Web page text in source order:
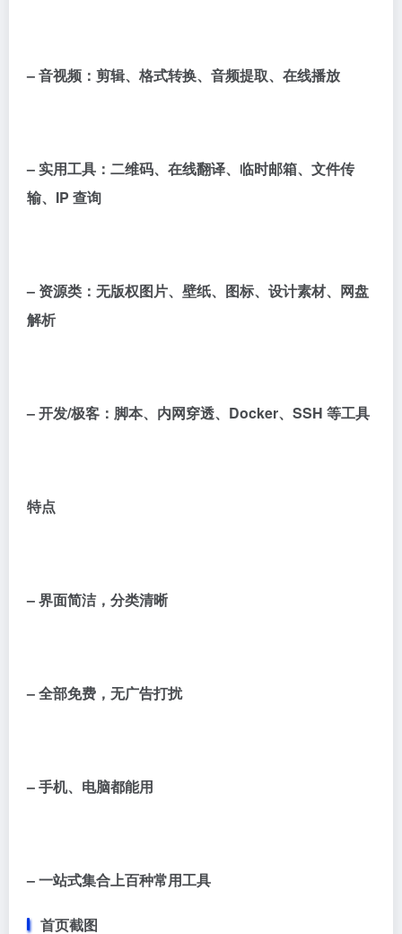
– 音视频：剪辑、格式转换、音频提取、在线播放
– 实用工具：二维码、在线翻译、临时邮箱、文件传
输、IP 查询
– 资源类：无版权图片、壁纸、图标、设计素材、网盘
解析
– 开发/极客：脚本、内网穿透、Docker、SSH 等工具
特点
– 界面简洁，分类清晰
– 全部免费，无广告打扰
– 手机、电脑都能用
– 一站式集合上百种常用工具
首页截图